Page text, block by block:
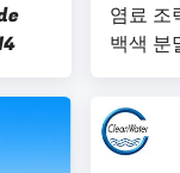
염료 조
백색 분